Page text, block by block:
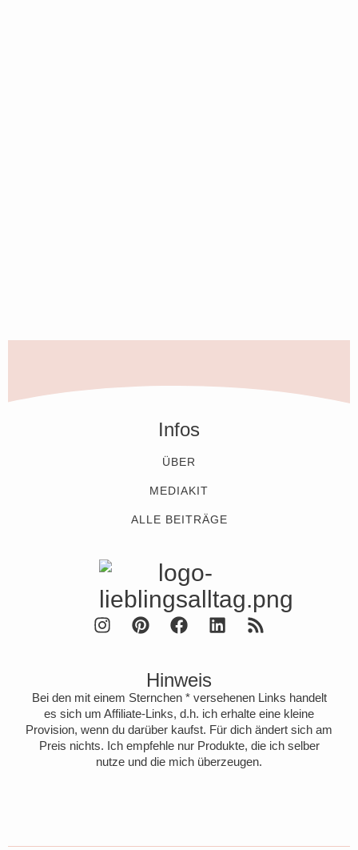
Infos
ÜBER
MEDIAKIT
ALLE BEITRÄGE
Hinweis
Bei den mit einem Sternchen * versehenen Links handelt
es sich um Affiliate-Links, d.h. ich erhalte eine kleine
Provision, wenn du darüber kaufst. Für dich ändert sich am
Preis nichts. Ich empfehle nur Produkte, die ich selber
nutze und die mich überzeugen.